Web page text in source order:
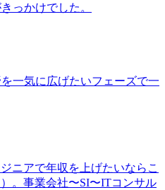
っかけでした。
一気に広げたいフェーズで一
ニアで年収を上げたいならこ
。事業会社〜SI〜ITコンサル